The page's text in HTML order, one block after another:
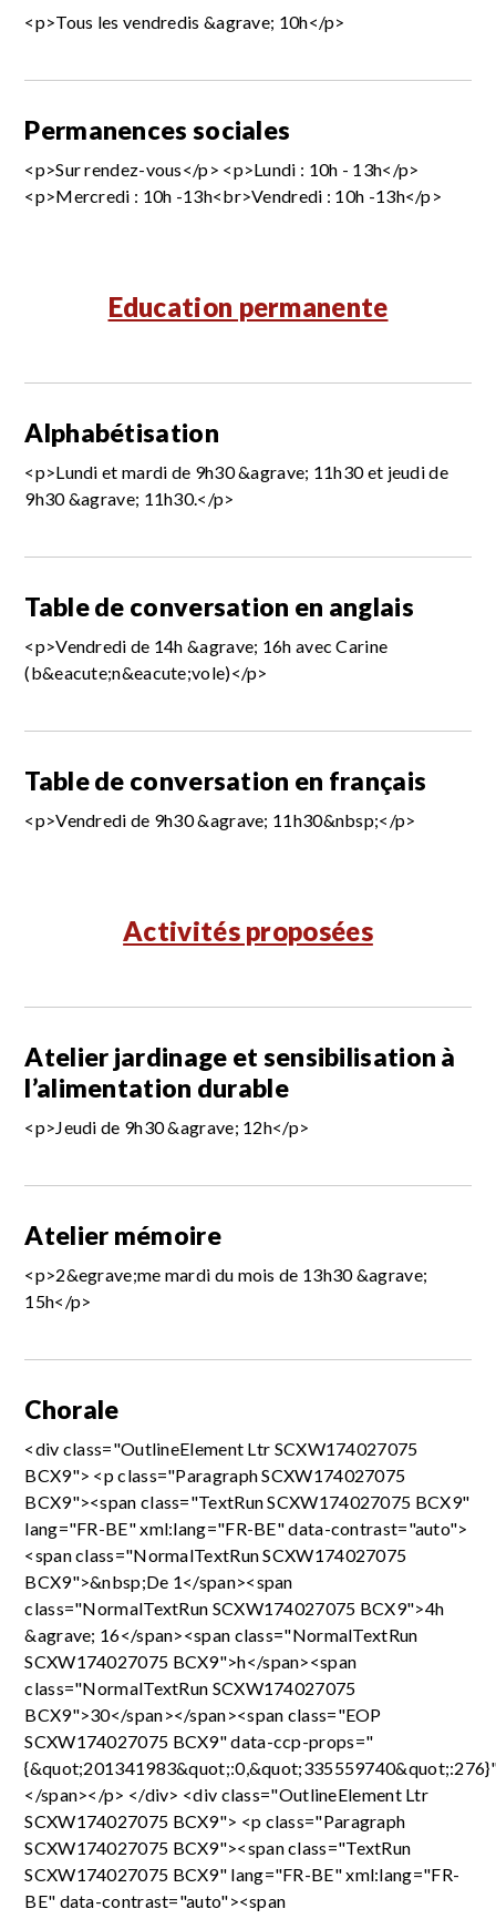
<p>Tous les vendredis &agrave; 10h</p>
Permanences sociales
<p>Sur rendez-vous</p> <p>Lundi : 10h - 13h</p>
<p>Mercredi : 10h -13h<br>Vendredi : 10h -13h</p>
Education permanente
Alphabétisation
<p>Lundi et mardi de 9h30 &agrave; 11h30 et jeudi de
9h30 &agrave; 11h30.</p>
Table de conversation en anglais
<p>Vendredi de 14h &agrave; 16h avec Carine
(b&eacute;n&eacute;vole)</p>
Table de conversation en français
<p>Vendredi de 9h30 &agrave; 11h30&nbsp;</p>
Activités proposées
Atelier jardinage et sensibilisation à
l’alimentation durable
<p>Jeudi de 9h30 &agrave; 12h</p>
Atelier mémoire
<p>2&egrave;me mardi du mois de 13h30 &agrave;
15h</p>
Chorale
<div class="OutlineElement Ltr SCXW174027075
BCX9"> <p class="Paragraph SCXW174027075
BCX9"><span class="TextRun SCXW174027075 BCX9"
lang="FR-BE" xml:lang="FR-BE" data-contrast="auto">
<span class="NormalTextRun SCXW174027075
BCX9">&nbsp;De 1</span><span
class="NormalTextRun SCXW174027075 BCX9">4h
&agrave; 16</span><span class="NormalTextRun
SCXW174027075 BCX9">h</span><span
class="NormalTextRun SCXW174027075
BCX9">30</span></span><span class="EOP
SCXW174027075 BCX9" data-ccp-props="
</span></p> </div> <div class="OutlineElement Ltr
SCXW174027075 BCX9"> <p class="Paragraph
SCXW174027075 BCX9"><span class="TextRun
SCXW174027075 BCX9" lang="FR-BE" xml:lang="FR-
BE" data-contrast="auto"><span